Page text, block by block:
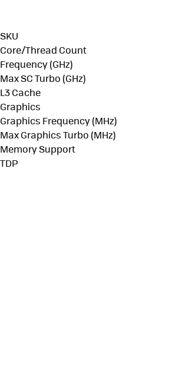
SKU
Core/Thread Count
Frequency (GHz)
Max SC Turbo (GHz)
L3 Cache
Graphics
Graphics Frequency (MHz)
Max Graphics Turbo (MHz)
Memory Support
TDP